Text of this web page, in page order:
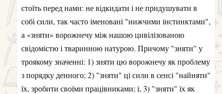
стоїть перед нами: не відкидати і не придушувати в
собі сили, так часто іменовані "нижчими інстинктами",
а «зняти» ворожнечу між нашою цивілізованою
свідомістю і тваринною натурою. Причому "зняти" у
троякому значенні: 1) зняти цю ворожнечу як проблему
з порядку денного; 2) "зняти" ці сили в сенсі "найняти"
їх, зробити своїми працівниками; і, 3) "зняти" їх як